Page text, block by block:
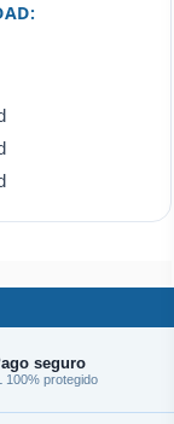
seguro
100% protegido